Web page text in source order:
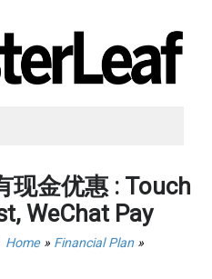
现金优惠 : Touch
WeChat Pay
Home» Financial Plan»